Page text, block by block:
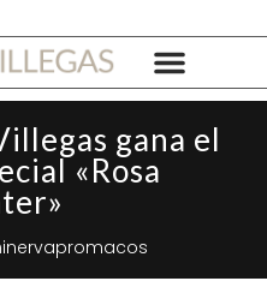
gana el
«Rosa